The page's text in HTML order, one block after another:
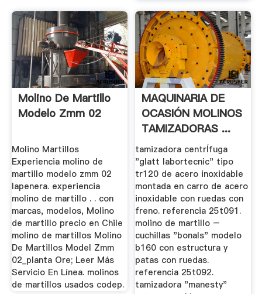
Molino De Martillo
Modelo Zmm 02
Molino Martillos
Experiencia molino de
martillo modelo zmm 02
lapenera. experiencia
molino de martillo . . con
marcas, modelos, Molino
de martillo precio en Chile
molino de martillos Molino
De Martillos Model Zmm
02_planta Ore; Leer Más
Servicio En Línea. molinos
de martillos usados codep.
MAQUINARIA DE
OCASIÓN MOLINOS
TAMIZADORAS ...
tamizadora centrÍfuga
"glatt labortecnic" tipo
tr120 de acero inoxidable
montada en carro de acero
inoxidable con ruedas con
freno. referencia 25t091.
molino de martillo –
cuchillas "bonals" modelo
b160 con estructura y
patas con ruedas.
referencia 25t092.
tamizadora "manesty"